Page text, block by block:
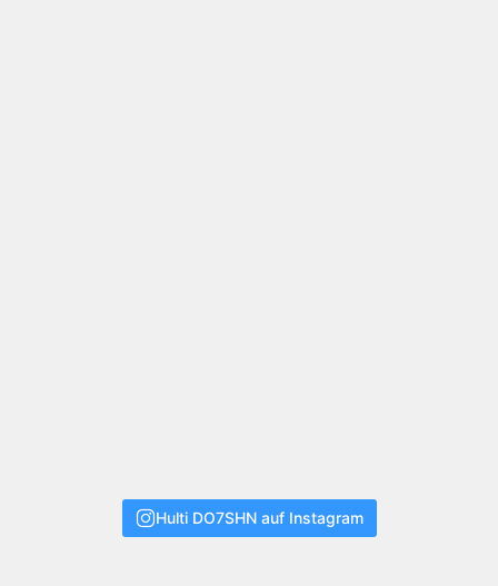
Hulti DO7SHN auf Instagram